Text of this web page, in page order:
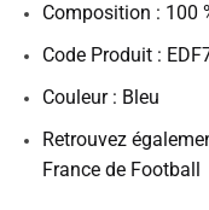
Composition : 100
Code Produit :
Couleur : Bleu
Retrouvez
France de Football